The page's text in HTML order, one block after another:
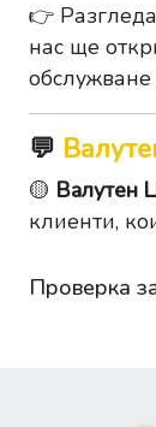
👉
нас ще
💬
🟡 Валутен
клиенти,
Проверка